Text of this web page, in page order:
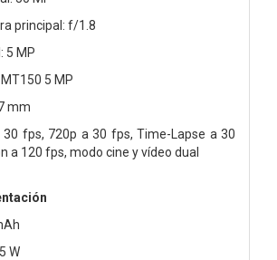
principal: f/1.8
5 MP
5 MP
mm
30 fps, 720p a 30 fps, Time-Lapse a 30
a 120 fps, modo cine y vídeo dual
W